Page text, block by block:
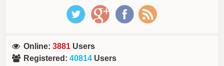
Online:3881 Users
Registered :40814 Users